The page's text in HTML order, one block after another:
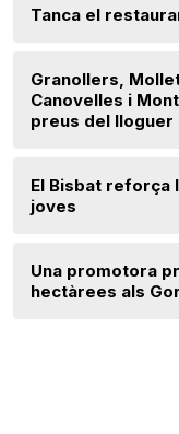
Tanca el
Granollers,
Canovelles i
preus del lloguer
El Bisbat reforça
joves
Una promotora
hectàrees als